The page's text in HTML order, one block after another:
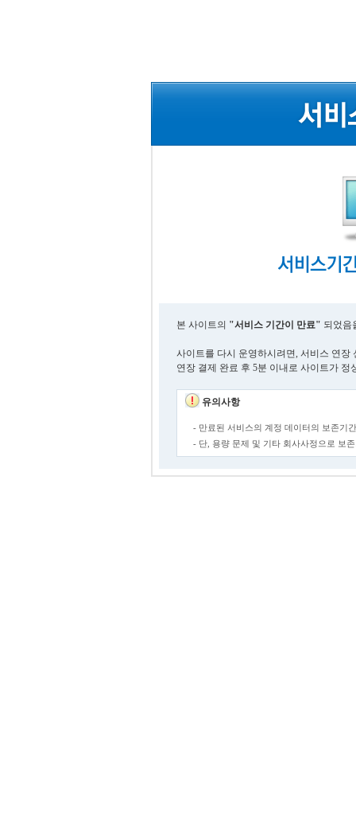
본 사이트의 "서비스 기간이 만료" 되었음
사이트를 다시 운영하시려면, 서비스 연장
연장 결제 완료 후 5분 이내로 사이트가 정
유의사항
- 만료된 서비스의 계정 데이터의 보존기
- 단, 용량 문제 및 기타 회사사정으로 보